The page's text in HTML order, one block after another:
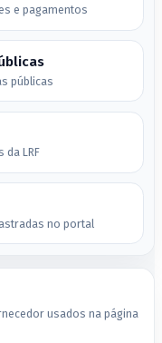
e pagamentos
públicas
LRF
no portal
usados na página